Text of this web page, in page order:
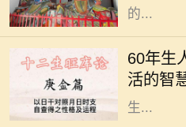
的...
60年生
活的智
在中国传
大精深的
人，俗称
征，往往
生...
在这个快